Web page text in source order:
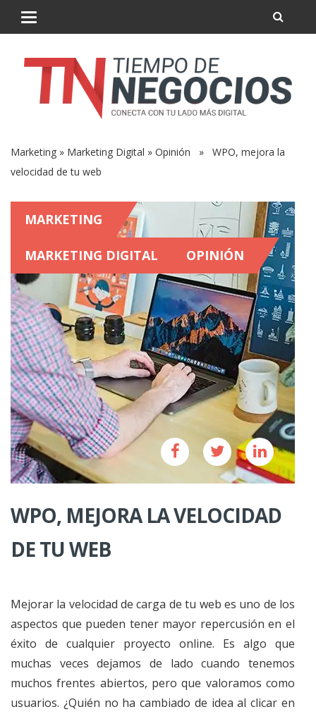
Marketing » Marketing Digital » Opinión » WPO, mejora la
velocidad de tu web
MARKETING
MARKETING DIGITAL OPINIÓN
WPO, MEJORA LA VELOCIDAD
DE TU WEB
Mejorar la velocidad de carga de tu web es uno de los
aspectos que pueden tener mayor repercusión en el
éxito de cualquier proyecto online. Es algo que
muchas veces dejamos de lado cuando tenemos
muchos frentes abiertos, pero que valoramos como
usuarios. ¿Quién no ha cambiado de idea al clicar en